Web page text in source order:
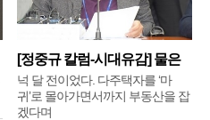
[정중규 칼럼-시대유감] 물은
배
넉 달 전이었다. 다주택자를 ‘마
귀’로 몰아가면서까지 부동산을 잡
겠다며